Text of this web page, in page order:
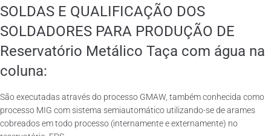
SOLDAS E QUALIFICAÇÃO DOS
SOLDADORES PARA PRODUÇÃO DE
Reservatório Metálico Taça com água na
coluna:
São executadas através do processo GMAW, também conhecida como
processo MIG com sistema semiautomático utilizando-se de arames
cobreados em todo processo (internamente e externamente) no